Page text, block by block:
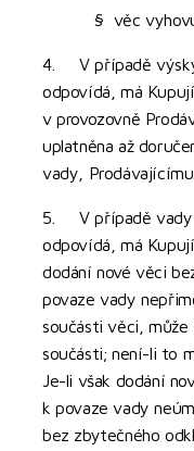
§ věc
4. V případě
odpovídá, má
v provozovně
uplatněna až
vady, Prodávajícímu.
5. V případě vady
odpovídá, má
dodání nové věci
povaze vady
součásti věci,
součásti; není-li to
Je-li však dodání
k povaze vady
bez zbytečného